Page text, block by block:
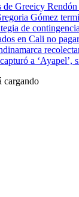
de Greeicy
Gómez
de
en Cali no
a ‘Ayapel’,
cargando